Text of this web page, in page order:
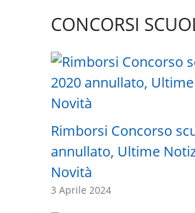
CONCORSI
Rimborsi Concorso
annullato, Ultime
Novità
3 Aprile 2024